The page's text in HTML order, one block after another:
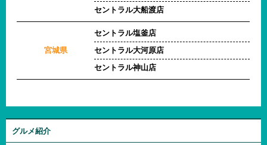
セントラル大船渡店
宮城県
セントラル塩釜店
セントラル大河原店
セントラル神山店
グルメ紹介